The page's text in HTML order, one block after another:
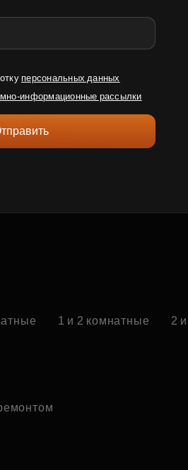
персональных данных
информационные рассылки
1 и 2 комнатные 2